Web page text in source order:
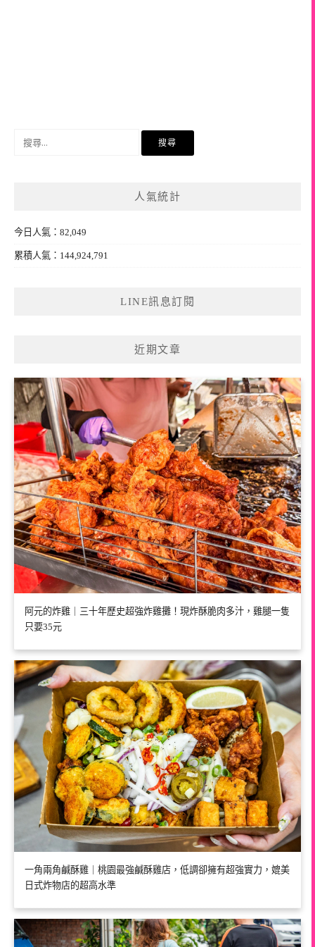
人氣統計
今日人氣：82,049
累積人氣：144,924,791
LINE訊息訂閱
近期文章
阿元的炸雞｜三十年歷史超強炸雞攤！現炸酥脆肉多汁，雞腿一隻
只要35元
一角兩角鹹酥雞｜桃園最強鹹酥雞店，低調卻擁有超強實力，媲美
日式炸物店的超高水準